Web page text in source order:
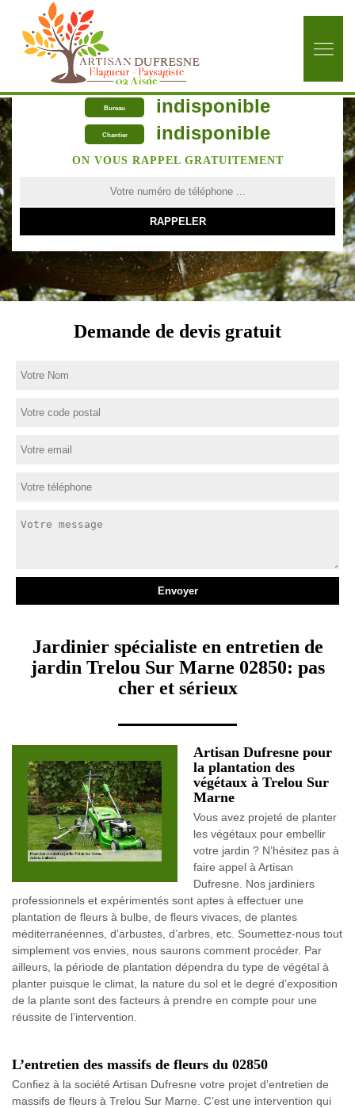
Bureau indisponible
Chantier indisponible
ON VOUS RAPPEL GRATUITEMENT
Demande de devis gratuit
Jardinier spécialiste en entretien de
jardin Trelou Sur Marne 02850: pas
cher et sérieux
Artisan Dufresne pour
la plantation des
végétaux à Trelou Sur
Marne
Vous avez projeté de planter
les végétaux pour embellir
votre jardin ? N’hésitez pas à
faire appel à Artisan
Dufresne. Nos jardiniers
professionnels et expérimentés sont aptes à effectuer une
plantation de fleurs à bulbe, de fleurs vivaces, de plantes
méditerranéennes, d’arbustes, d’arbres, etc. Soumettez-nous tout
simplement vos envies, nous saurons comment procéder. Par
ailleurs, la période de plantation dépendra du type de végétal à
planter puisque le climat, la nature du sol et le degré d’exposition
de la plante sont des facteurs à prendre en compte pour une
réussite de l’intervention.
L’entretien des massifs de fleurs du 02850
Confiez à la société Artisan Dufresne votre projet d’entretien de
massifs de fleurs à Trelou Sur Marne. C’est une intervention qui